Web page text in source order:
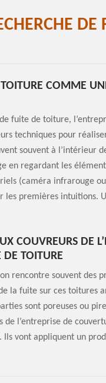
COMME
fuite de toiture,
techniques pour
souvent à l’intérieur
en regardant les
(caméra infrarouge
premières intuitions.
COUVREURS DE
DE TOITURE
rencontre souvent
la fuite sur ces toitures
sont poreuses ou
de l’entreprise de
vont appliquent un